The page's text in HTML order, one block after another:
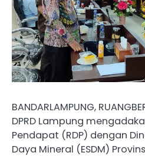
BANDARLAMPUNG,
DPRD Lampung
Pendapat (RDP) dengan
Daya Mineral (ESDM)